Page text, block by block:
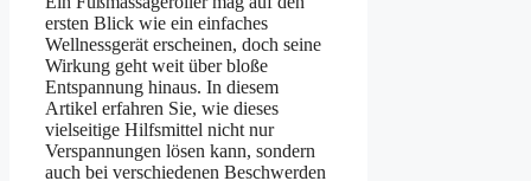
ersten Blick wie ein einfaches
Wellnessgerät erscheinen, doch seine
Wirkung geht weit über bloße
Entspannung hinaus. In diesem
Artikel erfahren Sie, wie dieses
vielseitige Hilfsmittel nicht nur
Verspannungen lösen kann, sondern
auch bei verschiedenen Beschwerden